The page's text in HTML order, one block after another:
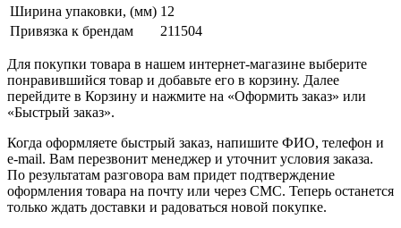
Ширина упаковки, (мм) 12
Привязка к брендам
211504
Для покупки товара в нашем интернет-магазине выберите
понравившийся товар и добавьте его в корзину. Далее
перейдите в Корзину и нажмите на «Оформить заказ» или
«Быстрый заказ».
Когда оформляете быстрый заказ, напишите ФИО, телефон и
e-mail. Вам перезвонит менеджер и уточнит условия заказа.
По результатам разговора вам придет подтверждение
оформления товара на почту или через СМС. Теперь останется
только ждать доставки и радоваться новой покупке.